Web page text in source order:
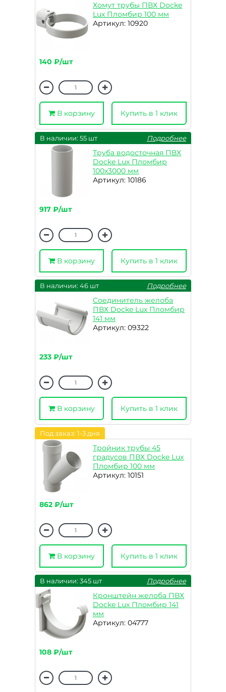
Хомут трубы ПВХ Docke
Lux Пломбир 100 мм
Артикул: 10920
140 ₽/шт
В корзину Купить в 1 клик
В наличии: 55 шт Подробнее
Труба водосточная ПВХ
Docke Lux Пломбир
100х3000 мм
Артикул: 10186
917 ₽/шт
В корзину Купить в 1 клик
В наличии: 46 шт Подробнее
Соединитель желоба
ПВХ Docke Lux Пломбир
141 мм
Артикул: 09322
233 ₽/шт
В корзину Купить в 1 клик
Под заказ: 1-3 дня
Тройник трубы 45
градусов ПВХ Docke Lux
Пломбир 100 мм
Артикул: 10151
862 ₽/шт
В корзину Купить в 1 клик
В наличии: 345 шт Подробнее
Кронштейн желоба ПВХ
Docke Lux Пломбир 141
мм
Артикул: 04777
108 ₽/шт